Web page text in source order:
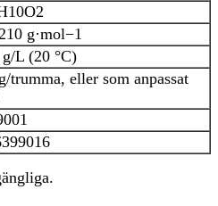
g·mol−1
L (20 °C)
trumma, eller som anpassat